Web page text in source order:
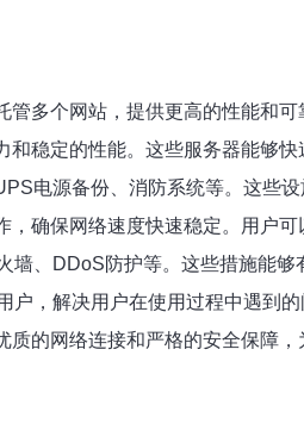
多个网站，提供更高的性能和
稳定的性能。这些服务器能够快
电源备份、消防系统等。这些
确保网络速度快速稳定。用户
、DDoS防护等。这些措施能
，解决用户在使用过程中遇到
的网络连接和严格的安全保障